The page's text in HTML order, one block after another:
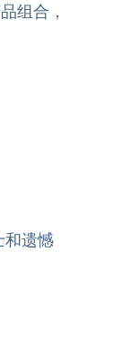
组合，
和遗憾